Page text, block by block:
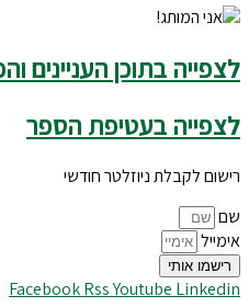
לצפייה בתוכן העניינים
לצפייה בעטיפת הספר
רישום לקבלת ניוזלטר חודשי
שם
אימייל
רישמו אותי
FacebookRssYoutube Linkedin